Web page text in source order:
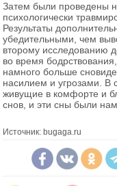
Затем были проведены
психологически
Результаты
убедительными, чем
второму исследованию
во время
намного больше
насилием и угрозами. В
живущие в комфорте и
снов, и эти сны были
Источник: bugaga.ru